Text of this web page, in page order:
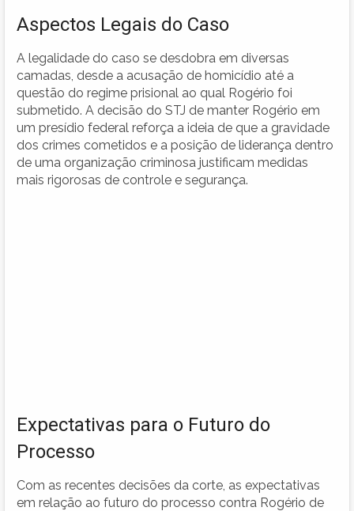
Aspectos Legais do Caso
A legalidade do caso se desdobra em diversas
camadas, desde a acusação de homicídio até a
questão do regime prisional ao qual Rogério foi
submetido. A decisão do STJ de manter Rogério em
um presídio federal reforça a ideia de que a gravidade
dos crimes cometidos e a posição de liderança dentro
de uma organização criminosa justificam medidas
mais rigorosas de controle e segurança.
Expectativas para o Futuro do
Processo
Com as recentes decisões da corte, as expectativas
em relação ao futuro do processo contra Rogério de